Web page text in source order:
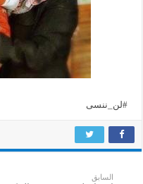
#لن_ننسى
السابق